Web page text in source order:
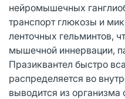
нейромышечных
транспорт глюкозы и
ленточных гельминтов,
мышечной иннервации,
Празиквантел быстро
распределяется во
выводится из